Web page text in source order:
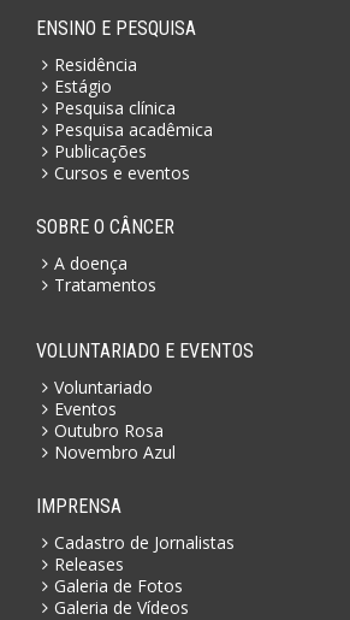
ENSINO E PESQUISA
Residência
Estágio
Pesquisa clínica
Pesquisa acadêmica
Publicações
Cursos e eventos
SOBRE O CÂNCER
A doença
Tratamentos
VOLUNTARIADO E EVENTOS
Voluntariado
Eventos
Outubro Rosa
Novembro Azul
IMPRENSA
Cadastro de Jornalistas
Releases
Galeria de Fotos
Galeria de Vídeos